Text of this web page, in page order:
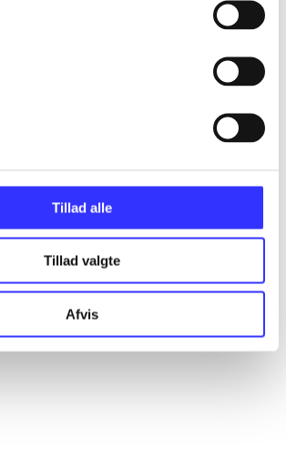
Tillad alle
Tillad valgte
Afvis